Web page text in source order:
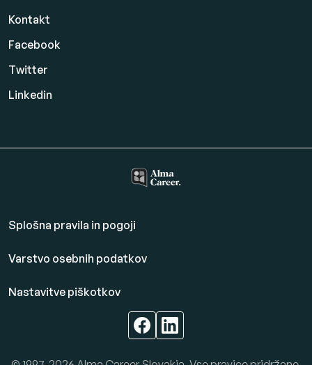
Kontakt
Facebook
Twitter
Linkedin
Splošna pravila in pogoji
Varstvo osebnih podatkov
Nastavitve piškotkov